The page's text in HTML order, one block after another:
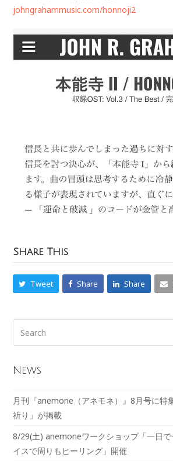
johngrahammusic.com/honnoji2
Share This
Tweet Share Share
News
月刊『anemone（アネモネ）』8月号に特
祈り」が掲載
8/29(土) anemoneワークショップ「一日
イスで周りもヒーリング」開催